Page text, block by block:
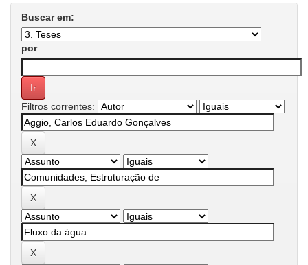
Buscar em:
por
Filtros correntes: